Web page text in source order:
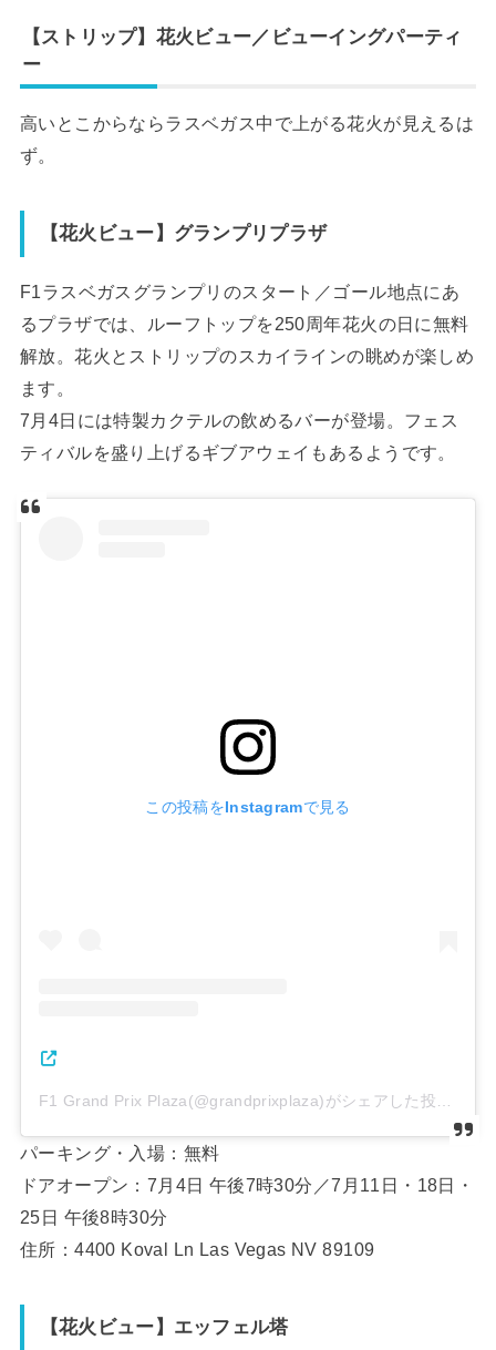
【ストリップ】花火ビュー／ビューイングパーティ
ー
高いとこからならラスベガス中で上がる花火が見えるは
ず。
【花火ビュー】グランプリプラザ
F1ラスベガスグランプリのスタート／ゴール地点にあ
るプラザでは、ルーフトップを250周年花火の日に無料
解放。花火とストリップのスカイラインの眺めが楽しめ
ます。
7月4日には特製カクテルの飲めるバーが登場。フェス
ティバルを盛り上げるギブアウェイもあるようです。
この投稿をInstagramで見る
F1 Grand Prix Plaza(@grandprixplaza)がシェアした投稿
パーキング・入場：無料
ドアオープン：7月4日 午後7時30分／7月11日・18日・
25日 午後8時30分
住所：4400 Koval Ln Las Vegas NV 89109
【花火ビュー】エッフェル塔